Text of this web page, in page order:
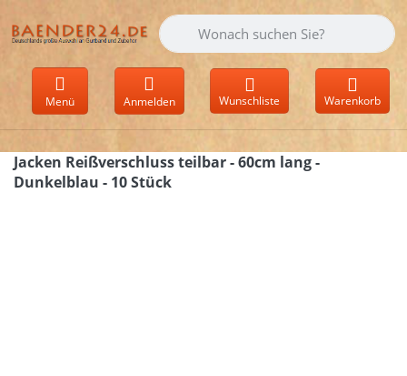
Geben Sie einen Suchbegriff ein.
Menü Anmelden Wunschliste Warenkorb
Jacken Reißverschluss teilbar - 60cm lang -
Dunkelblau - 10 Stück